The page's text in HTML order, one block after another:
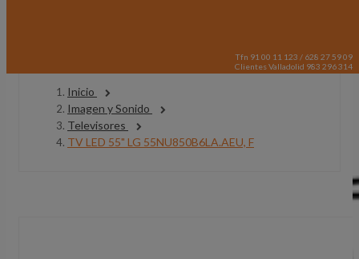
Tfn 91 00 11 123 / 628 27 59 09
Clientes Valladolid 983 296 314
Inicio
Imagen y Sonido
Televisores
TV LED 55" LG 55NU850B6LA.AEU, F